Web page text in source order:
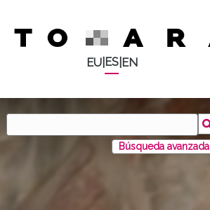
EU| ES| EN
Búsqueda avanzada